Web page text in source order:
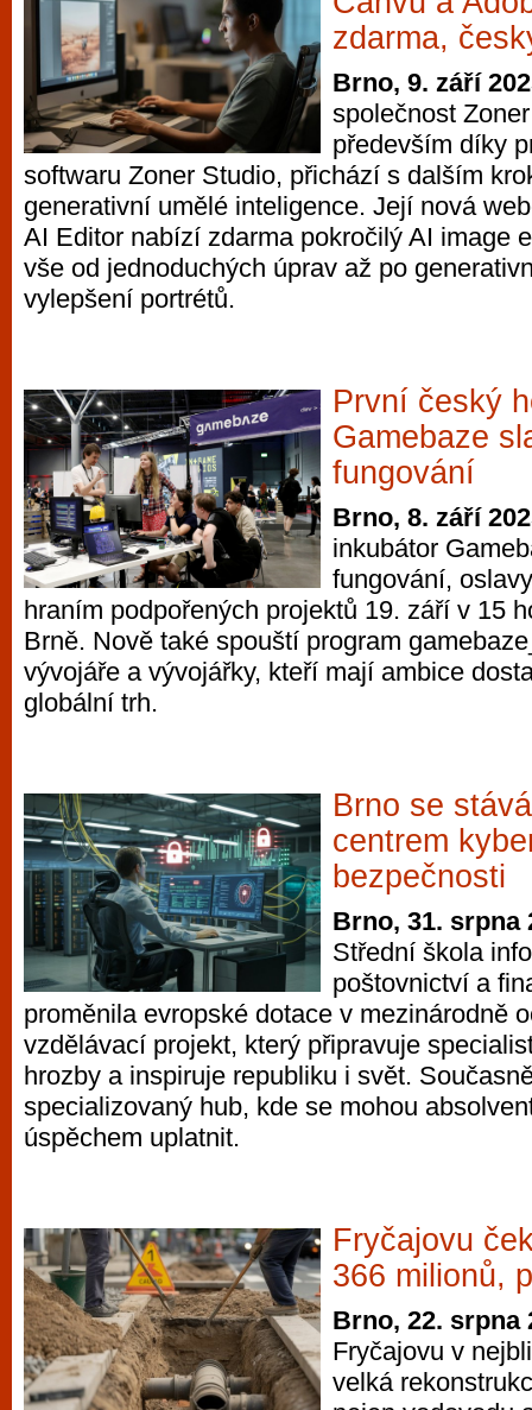
zdarma,
Brno, 9. září
společnost
především díky
softwaru Zoner Studio, přichází s dalším
generativní umělé inteligence. Její nová
AI Editor nabízí zdarma pokročilý AI image
vše od jednoduchých úprav až po
vylepšení portrétů.
První český
Gamebaze
fungování
Brno, 8. září
inkubátor
fungování,
hraním podpořených projektů 19. září v 15
Brně. Nově také spouští program
vývojáře a vývojářky, kteří mají ambice
globální trh.
Brno se
centrem
bezpečnosti
Brno, 31. srpna
Střední škola
poštovnictví a
proměnila evropské dotace v mezinárodně
vzdělávací projekt, který připravuje
hrozby a inspiruje republiku i svět.
specializovaný hub, kde se mohou
úspěchem uplatnit.
Fryčajovu
366 milionů,
Brno, 22. srpna
Fryčajovu v
velká